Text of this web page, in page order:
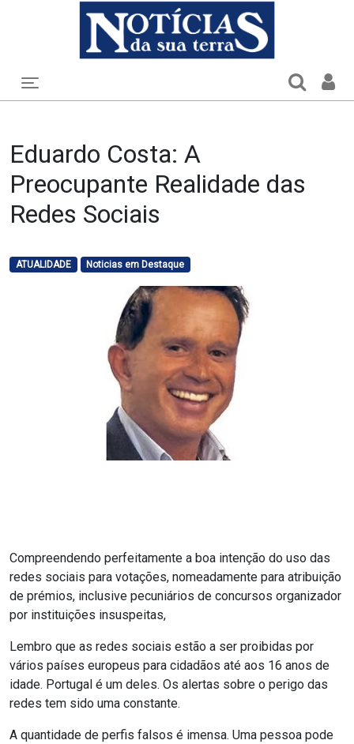
Toggle navigation
Eduardo Costa: A
Preocupante Realidade das
Redes Sociais
ATUALIDADE Noticias em Destaque
Compreendendo perfeitamente a boa intenção do uso das
redes sociais para votações, nomeadamente para atribuição
de prémios, inclusive pecuniários de concursos organizador
por instituições insuspeitas,
Lembro que as redes sociais estão a ser proibidas por
vários países europeus para cidadãos até aos 16 anos de
idade. Portugal é um deles. Os alertas sobre o perigo das
redes tem sido uma constante.
A quantidade de perfis falsos é imensa. Uma pessoa pode